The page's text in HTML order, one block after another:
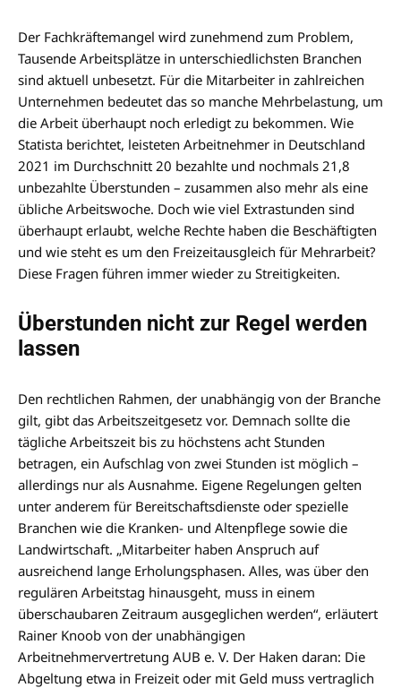
Der Fachkräftemangel wird zunehmend zum Problem,
Tausende Arbeitsplätze in unterschiedlichsten Branchen
sind aktuell unbesetzt. Für die Mitarbeiter in zahlreichen
Unternehmen bedeutet das so manche Mehrbelastung, um
die Arbeit überhaupt noch erledigt zu bekommen. Wie
Statista berichtet, leisteten Arbeitnehmer in Deutschland
2021 im Durchschnitt 20 bezahlte und nochmals 21,8
unbezahlte Überstunden – zusammen also mehr als eine
übliche Arbeitswoche. Doch wie viel Extrastunden sind
überhaupt erlaubt, welche Rechte haben die Beschäftigten
und wie steht es um den Freizeitausgleich für Mehrarbeit?
Diese Fragen führen immer wieder zu Streitigkeiten.
Überstunden nicht zur Regel werden
lassen
Den rechtlichen Rahmen, der unabhängig von der Branche
gilt, gibt das Arbeitszeitgesetz vor. Demnach sollte die
tägliche Arbeitszeit bis zu höchstens acht Stunden
betragen, ein Aufschlag von zwei Stunden ist möglich –
allerdings nur als Ausnahme. Eigene Regelungen gelten
unter anderem für Bereitschaftsdienste oder spezielle
Branchen wie die Kranken- und Altenpflege sowie die
Landwirtschaft. „Mitarbeiter haben Anspruch auf
ausreichend lange Erholungsphasen. Alles, was über den
regulären Arbeitstag hinausgeht, muss in einem
überschaubaren Zeitraum ausgeglichen werden“, erläutert
Rainer Knoob von der unabhängigen
Arbeitnehmervertretung AUB e. V. Der Haken daran: Die
Abgeltung etwa in Freizeit oder mit Geld muss vertraglich